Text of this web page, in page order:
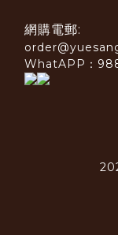
網購電郵:
WhatAPP：